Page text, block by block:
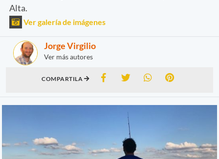
Alta.
Ver galería de imágenes
Jorge Virgilio
Ver más autores
COMPARTILA